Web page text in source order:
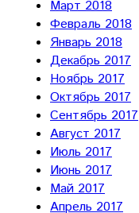
Март 2018
Февраль 2018
Январь 2018
Декабрь 2017
Ноябрь 2017
Октябрь 2017
Сентябрь 2017
Август 2017
Июль 2017
Июнь 2017
Май 2017
Апрель 2017